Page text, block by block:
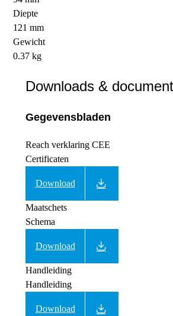
Diepte
121 mm
Gewicht
0.37 kg
Downloads &
Gegevensbladen
Reach verklaring CEE
Certificaten
Download
Maatschets
Schema
Download
Handleiding
Handleiding
Download